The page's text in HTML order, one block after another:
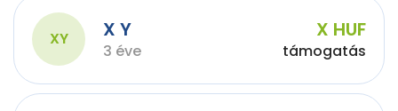
XY X Y
3 éve
X HUF
támogatás